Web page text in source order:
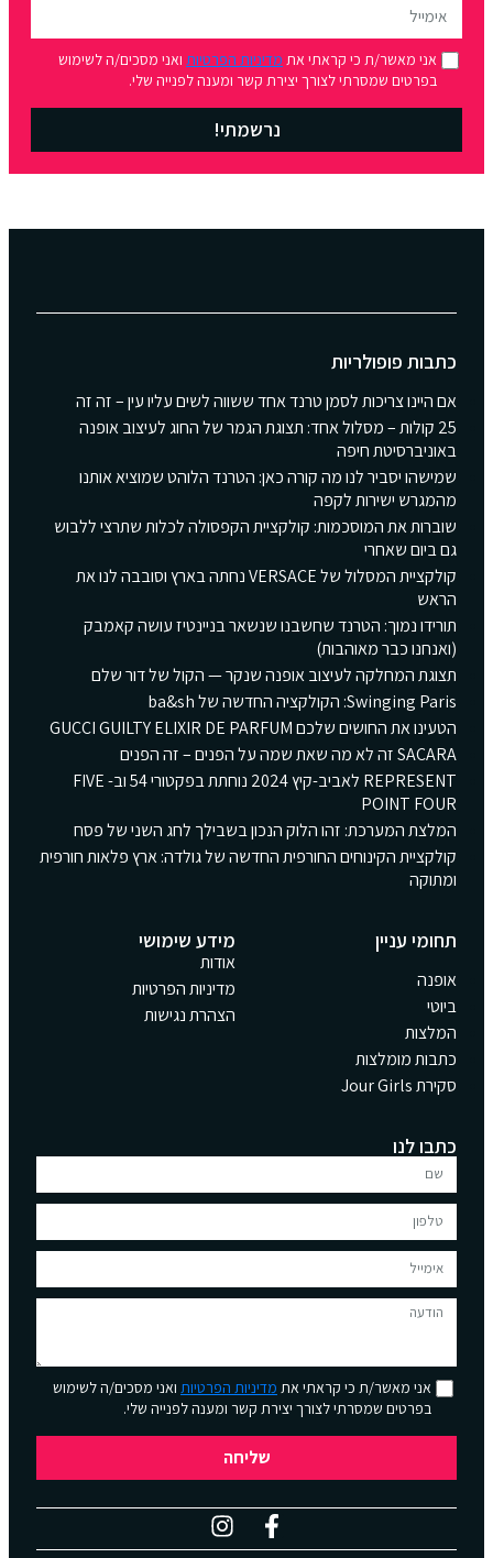
אני מאשר/ת כי קראתי אתמדיניות הפרטיותואני מסכים/ה לשימוש
בפרטים שמסרתי לצורך יצירת קשר ומענה לפנייה שלי.
נרשמתי!
כתבות פופולריות
אם היינו צריכות לסמן טרנד אחד ששווה לשים עליו עין – זה זה
25 קולות – מסלול אחד: תצוגת הגמר של החוג לעיצוב אופנה
באוניברסיטת חיפה
שמישהו יסביר לנו מה קורה כאן: הטרנד הלוהט שמוציא אותנו
מהמגרש ישירות לקפה
שוברות את המוסכמות: קולקציית הקפסולה לכלות שתרצי ללבוש
גם ביום שאחרי
קולקציית המסלול של VERSACE נחתה בארץ וסובבה לנו את
הראש
תורידו נמוך: הטרנד שחשבנו שנשאר בניינטיז עושה קאמבק
(ואנחנו כבר מאוהבות)
תצוגת המחלקה לעיצוב אופנה שנקר — הקול של דור שלם
Swinging Paris: הקולקציה החדשה של ba&sh
הטעינו את החושים שלכם GUCCI GUILTY ELIXIR DE PARFUM
SACARA זה לא מה שאת שמה על הפנים – זה הפנים
REPRESENT לאביב-קיץ 2024 נוחתת בפקטורי 54 וב- FIVE
POINT FOUR
המלצת המערכת: זהו הלוק הנכון בשבילך לחג השני של פסח
קולקציית הקינוחים החורפית החדשה של גולדה: ארץ פלאות חורפית
ומתוקה
תחומי עניין
אופנה
ביוטי
המלצות
כתבות מומלצות
סקירת Jour Girls
מידע שימושי
אודות
מדיניות הפרטיות
הצהרת נגישות
כתבו לנו
אני מאשר/ת כי קראתי אתמדיניות הפרטיותואני מסכים/ה לשימוש
בפרטים שמסרתי לצורך יצירת קשר ומענה לפנייה שלי.
שליחה